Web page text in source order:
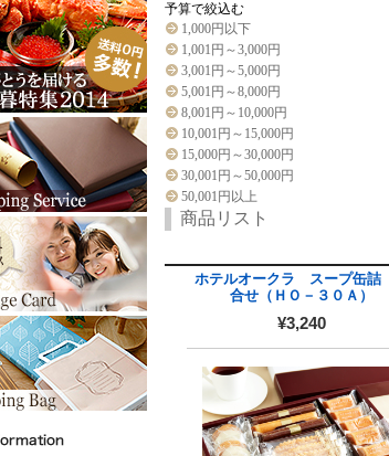
予算で絞込む
1,000円以下
1,001円～3,000円
3,001円～5,000円
5,001円～8,000円
8,001円～10,000円
10,001円～15,000円
15,000円～30,000円
30,001円～50,000円
50,001円以上
商品リスト
ホテルオークラ スープ缶
合せ（ＨＯ－３０Ａ）
¥3,240